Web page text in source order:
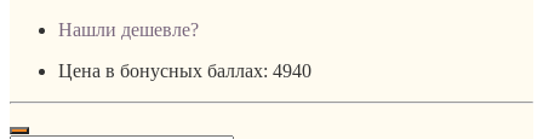
Нашли дешевле?
Цена в бонусных баллах: 4940